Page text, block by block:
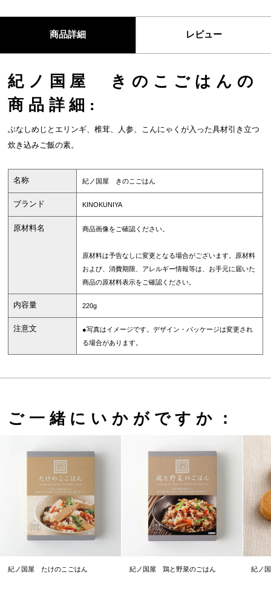
商品詳細 レビュー
紀ノ国屋 きのこごはんの
商品詳細:
ぶなしめじとエリンギ、椎茸、人参、こんにゃくが入った具材引き立つ
炊き込みご飯の素。
名称 紀ノ国屋 きのこごはん
ブランド KINOKUNIYA
原材料名 商品画像をご確認ください。
原材料は予告なしに変更となる場合がございます。原材料
および、消費期限、アレルギー情報等は、お手元に届いた
商品の原材料表示をご確認ください。
内容量 220g
注意文
●写真はイメージです。デザイン・パッケージは変更され
る場合があります。
ご一緒にいかがですか：
紀ノ国屋 たけのこごはん 紀ノ国屋 鶏と野菜のごはん 紀ノ